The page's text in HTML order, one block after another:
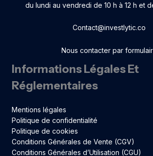
du lundi au vendredi de 10 h à 12 h et
Contact@investlytic.co
Nous contacter par
Informations Légales Et
Réglementaires
Mentions légales
Politique de confidentialité
Politique de cookies
Conditions Générales de Vente (CGV)
Conditions Générales d’Utilisation (CGU)